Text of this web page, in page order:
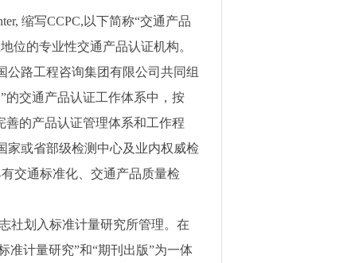
缩写CCPC, 以下简称“交通产品
位的专业性交通产品认证机构。
公路工程咨询集团有限公司共同组
的交通产品认证工作体系中，按
善的产品认证管理体系和工作程
家或省部级检测中心及业内权威检
交通标准化、交通产品质量检
社划入标准计量研究所管理。在
准计量研究”和“期刊出版”为一体